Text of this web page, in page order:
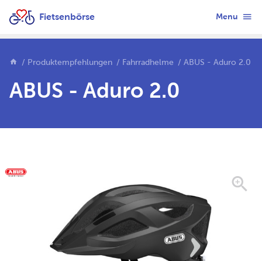
Fietsenbörse Menu
Produktempfehlungen Fahrradhelme ABUS - Aduro 2.0
ABUS - Aduro 2.0